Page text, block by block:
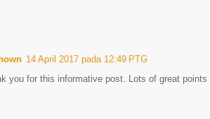
14 April 2017 pada 12:49 PTG
you for this informative post. Lots of great points